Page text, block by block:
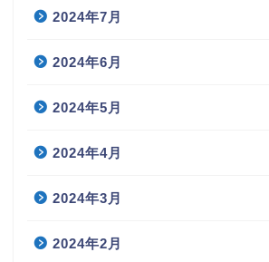
2024年7月
2024年6月
2024年5月
2024年4月
2024年3月
2024年2月